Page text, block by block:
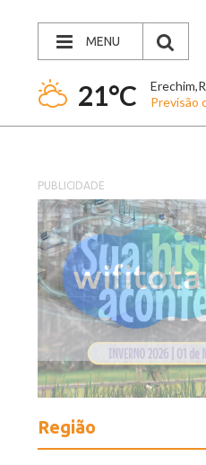
MENU
21°C
Previsão
PUBLICIDADE
Região